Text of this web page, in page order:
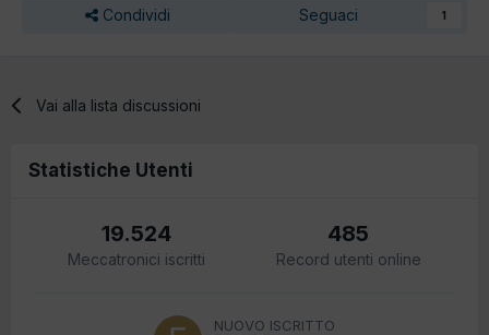
Condividi Seguaci 1
Vai alla lista discussioni
Statistiche Utenti
19.524
Meccatronici iscritti
485
Record utenti online
NUOVO ISCRITTO